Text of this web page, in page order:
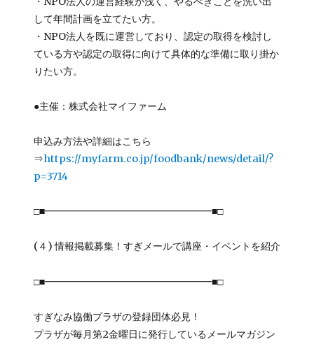
して年間計画を立てたい方。
・NPO法人を既に運営しており、認定の取得を検討し
ている方や認定の取得に向けて具体的な準備に取り掛か
りたい方。
●主催：株式会社マイファーム
申込み方法や詳細はこちら
⇒https://myfarm.co.jp/foodbank/news/detail/?
p=3714
□■━━━━━━━━━━━━━━━━━■□
(４) 情報掲載募集！すぎメールで講座・イベントを紹介
□■━━━━━━━━━━━━━━━━━■□
すぎなみ協働プラザの登録団体必見！
プラザが毎月第2金曜日に発行しているメールマガジン